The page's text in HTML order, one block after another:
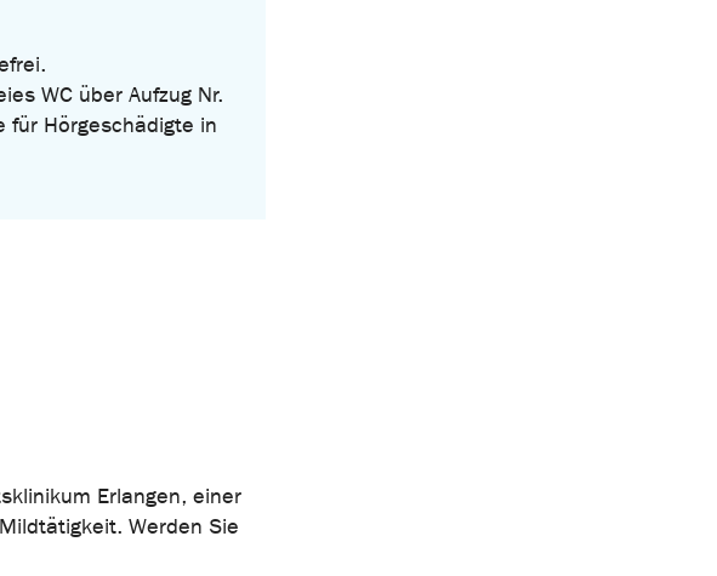
WC über Aufzug Nr.
für Hörgeschädigte in
Erlangen, einer
Werden Sie